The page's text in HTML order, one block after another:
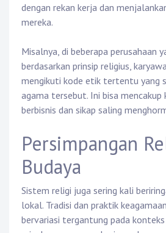
dengan rekan kerja dan
mereka.
Misalnya, di beberapa perusahaan
berdasarkan prinsip religius,
mengikuti kode etik tertentu yang
agama tersebut. Ini bisa mencakup
berbisnis dan sikap saling
Persimpangan
Budaya
Sistem religi juga sering kali
lokal. Tradisi dan praktik
bervariasi tergantung pada konteks